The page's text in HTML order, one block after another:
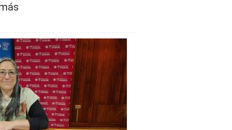
Municipal
celebra
sus
90
años
con